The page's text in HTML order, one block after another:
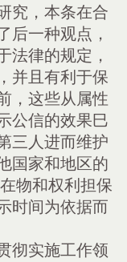
究，本条在合
后一种观点，
法律的规定，
并且有利于保
，这些从属性
公信的效果巳
三人进而维护
国家和地区的
物和权利担保
时间为依据而
彻实施工作领